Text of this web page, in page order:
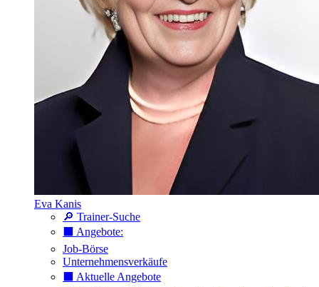
Eva Kanis
🔎 Trainer-Suche
⬛️ Angebote:
Job-Börse
Unternehmensverkäufe
⬛️ Aktuelle Angebote